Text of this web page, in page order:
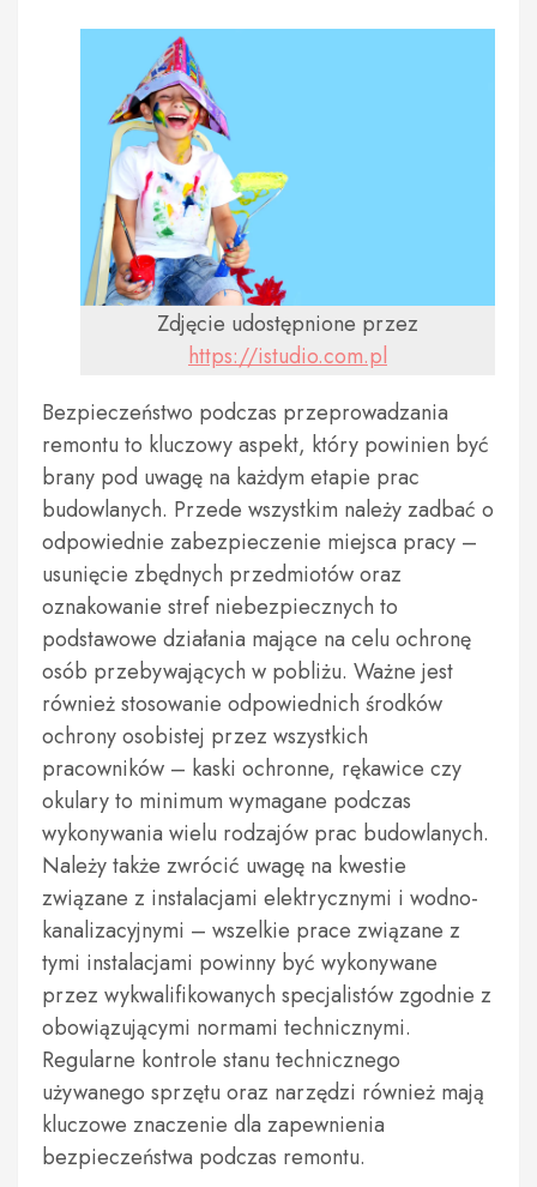
Zdjęcie udostępnione przez
https://istudio.com.pl
Bezpieczeństwo podczas przeprowadzania
remontu to kluczowy aspekt, który powinien być
brany pod uwagę na każdym etapie prac
budowlanych. Przede wszystkim należy zadbać o
odpowiednie zabezpieczenie miejsca pracy –
usunięcie zbędnych przedmiotów oraz
oznakowanie stref niebezpiecznych to
podstawowe działania mające na celu ochronę
osób przebywających w pobliżu. Ważne jest
również stosowanie odpowiednich środków
ochrony osobistej przez wszystkich
pracowników – kaski ochronne, rękawice czy
okulary to minimum wymagane podczas
wykonywania wielu rodzajów prac budowlanych.
Należy także zwrócić uwagę na kwestie
związane z instalacjami elektrycznymi i wodno-
kanalizacyjnymi – wszelkie prace związane z
tymi instalacjami powinny być wykonywane
przez wykwalifikowanych specjalistów zgodnie z
obowiązującymi normami technicznymi.
Regularne kontrole stanu technicznego
używanego sprzętu oraz narzędzi również mają
kluczowe znaczenie dla zapewnienia
bezpieczeństwa podczas remontu.